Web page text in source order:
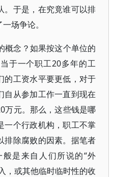
。于是，在究竟谁可以排
场争论。
概念？如果按这个单位的
于一个职工20多年的工
的工资水平要更低，对于
自从参加工作一直到现在
万元。那么，这些钱是哪
一个行政机构，职工不掌
排除腐败的因素。据笔者
是来自人们所说的“外
，或其他临时临时性的收